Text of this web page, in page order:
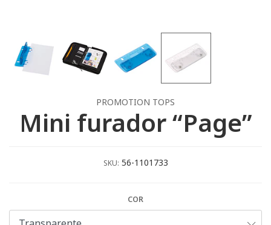
PROMOTION TOPS
Mini furador “Page”
SKU: 56-1101733
COR